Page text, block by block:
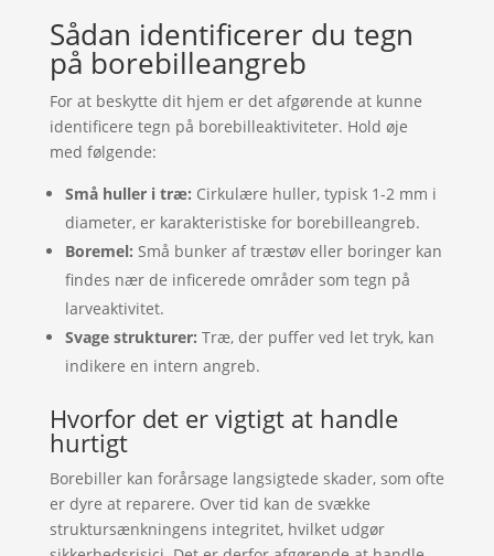
Sådan identificerer du tegn
på borebilleangreb
For at beskytte dit hjem er det afgørende at kunne
identificere tegn på borebilleaktiviteter. Hold øje
med følgende:
Små huller i træ: Cirkulære huller, typisk 1-2 mm i
diameter, er karakteristiske for borebilleangreb.
Boremel: Små bunker af træstøv eller boringer kan
findes nær de inficerede områder som tegn på
larveaktivitet.
Svage strukturer: Træ, der puffer ved let tryk, kan
indikere en intern angreb.
Hvorfor det er vigtigt at handle
hurtigt
Borebiller kan forårsage langsigtede skader, som ofte
er dyre at reparere. Over tid kan de svække
struktursænkningens integritet, hvilket udgør